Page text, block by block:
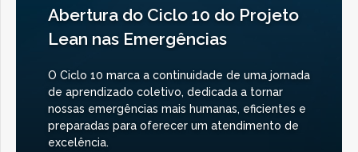
Abertura do Ciclo 10 do Projeto
Lean nas Emergências
O Ciclo 10 marca a continuidade de uma jornada
de aprendizado coletivo, dedicada a tornar
nossas emergências mais humanas, eficientes e
preparadas para oferecer um atendimento de
excelência.